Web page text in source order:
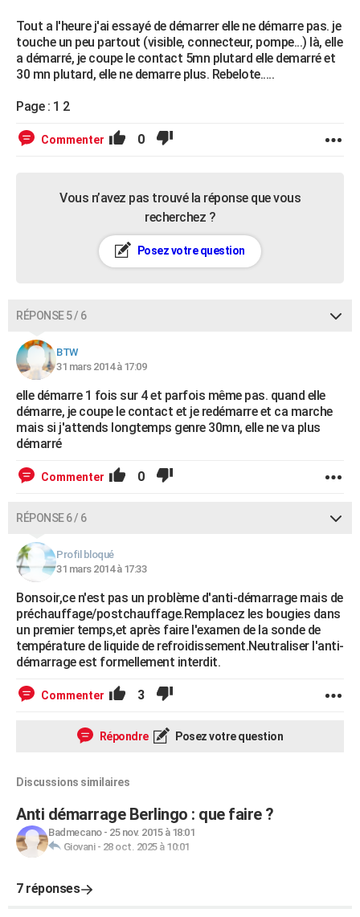
Tout a l'heure j'ai essayé de démarrer elle ne démarre pas. je
touche un peu partout (visible, connecteur, pompe...) là, elle
a démarré, je coupe le contact 5mn plutard elle demarré et
30 mn plutard, elle ne demarre plus. Rebelote.....
Page : 1 2
Commenter 0
Vous n’avez pas trouvé la réponse que vous
recherchez ?
Posez votre question
RÉPONSE 5 / 6
BTW
31 mars 2014 à 17:09
elle démarre 1 fois sur 4 et parfois même pas. quand elle
démarre, je coupe le contact et je redémarre et ca marche
mais si j'attends longtemps genre 30mn, elle ne va plus
démarré
Commenter 0
RÉPONSE 6 / 6
Profil bloqué
31 mars 2014 à 17:33
Bonsoir,ce n'est pas un problème d'anti-démarrage mais de
préchauffage/postchauffage.Remplacez les bougies dans
un premier temps,et après faire l'examen de la sonde de
température de liquide de refroidissement.Neutraliser l'anti-
démarrage est formellement interdit.
Commenter 3
Répondre Posez votre question
Discussions similaires
Anti démarrage Berlingo : que faire ?
Badmecano- 25 nov. 2015 à 18:01
Giovani- 28 oct. 2025 à 10:01
7 réponses